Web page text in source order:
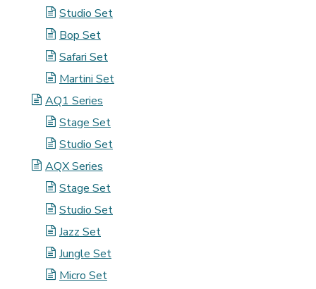
Studio Set
Bop Set
Safari Set
Martini Set
AQ1 Series
Stage Set
Studio Set
AQX Series
Stage Set
Studio Set
Jazz Set
Jungle Set
Micro Set